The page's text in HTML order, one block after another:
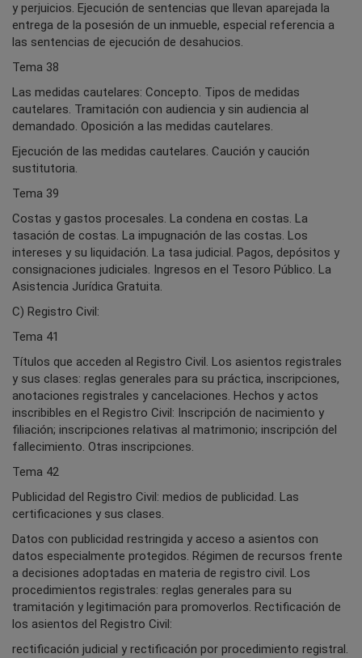
y perjuicios. Ejecución de sentencias que llevan aparejada la
entrega de la posesión de un inmueble, especial referencia a
las sentencias de ejecución de desahucios.
Tema 38
Las medidas cautelares: Concepto. Tipos de medidas
cautelares. Tramitación con audiencia y sin audiencia al
demandado. Oposición a las medidas cautelares.
Ejecución de las medidas cautelares. Caución y caución
sustitutoria.
Tema 39
Costas y gastos procesales. La condena en costas. La
tasación de costas. La impugnación de las costas. Los
intereses y su liquidación. La tasa judicial. Pagos, depósitos y
consignaciones judiciales. Ingresos en el Tesoro Público. La
Asistencia Jurídica Gratuita.
C) Registro Civil:
Tema 41
Títulos que acceden al Registro Civil. Los asientos registrales
y sus clases: reglas generales para su práctica, inscripciones,
anotaciones registrales y cancelaciones. Hechos y actos
inscribibles en el Registro Civil: Inscripción de nacimiento y
filiación; inscripciones relativas al matrimonio; inscripción del
fallecimiento. Otras inscripciones.
Tema 42
Publicidad del Registro Civil: medios de publicidad. Las
certificaciones y sus clases.
Datos con publicidad restringida y acceso a asientos con
datos especialmente protegidos. Régimen de recursos frente
a decisiones adoptadas en materia de registro civil. Los
procedimientos registrales: reglas generales para su
tramitación y legitimación para promoverlos. Rectificación de
los asientos del Registro Civil:
rectificación judicial y rectificación por procedimiento registral.